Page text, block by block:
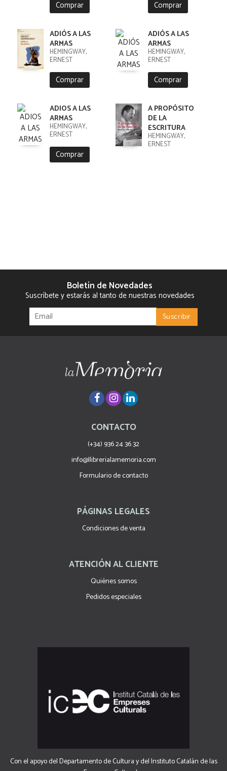
Comprar Comprar
ADIÓS A LAS
ARMAS
HEMINGWAY,
ERNEST
Comprar
ADIÓS A LAS
ARMAS
HEMINGWAY,
ERNEST
Comprar
ADIOS A LAS
ARMAS
HEMINGWAY,
ERNEST
Comprar
A PROPÓSITO
DE LA
ESCRITURA
HEMINGWAY,
ERNEST
Boletín de Novedades
Suscríbete y estarás al tanto de nuestras novedades
CONTACTO
(+34) 936 24 36 32
info@llibrerialamemoria.com
Formulario de contacto
PÁGINAS LEGALES
Condiciones de venta
ATENCIÓN AL CLIENTE
Quiénes somos
Pedidos especiales
Con el apoyo del Departamento de Cultura y del Instituto Catalán de las